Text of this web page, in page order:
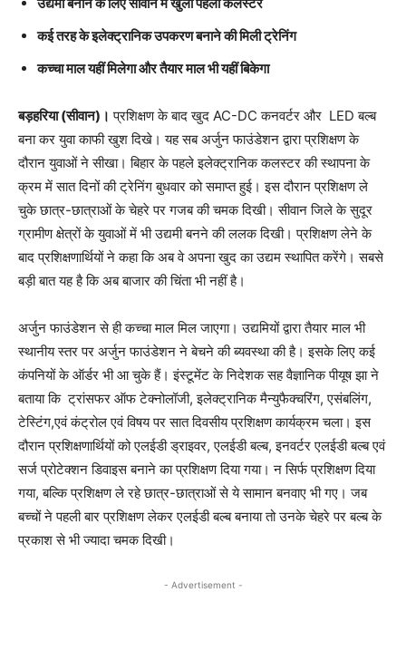
कई तरह के इलेक्ट्रानिक उपकरण बनाने की मिली ट्रेनिंग
कच्चा माल यहीं मिलेगा और तैयार माल भी यहीं बिकेगा
बड़हरिया (सीवान)। प्रशिक्षण के बाद खुद AC-DC कनवर्टर और LED बल्ब
बना कर युवा काफी खुश दिखे। यह सब अर्जुन फाउंडेशन द्वारा प्रशिक्षण के
दौरान युवाओं ने सीखा। बिहार के पहले इलेक्ट्रानिक कलस्टर की स्थापना के
क्रम में सात दिनों की ट्रेनिंग बुधवार को समाप्त हुई। इस दौरान प्रशिक्षण ले
चुके छात्र-छात्राओं के चेहरे पर गजब की चमक दिखी। सीवान जिले के सुदूर
ग्रामीण क्षेत्रों के युवाओं में भी उद्यमी बनने की ललक दिखी। प्रशिक्षण लेने के
बाद प्रशिक्षणार्थियों ने कहा कि अब वे अपना खुद का उद्यम स्थापित करेंगे। सबसे
बड़ी बात यह है कि अब बाजार की चिंता भी नहीं है।
अर्जुन फाउंडेशन से ही कच्चा माल मिल जाएगा। उद्यमियों द्वारा तैयार माल भी
स्थानीय स्तर पर अर्जुन फाउंडेशन ने बेचने की ब्यवस्था की है। इसके लिए कई
कंपनियों के ऑर्डर भी आ चुके हैं। इंस्टूमेंट के निदेशक सह वैज्ञानिक पीयूष झा ने
बताया कि ट्रांसफर ऑफ टेक्नोलॉजी, इलेक्ट्रानिक मैन्युफैक्चरिंग, एसंबलिंग,
टेस्टिंग,एवं कंट्रोल एवं विषय पर सात दिवसीय प्रशिक्षण कार्यक्रम चला। इस
दौरान प्रशिक्षणार्थियों को एलईडी ड्राइवर, एलईडी बल्ब, इनवर्टर एलईडी बल्ब एवं
सर्ज प्रोटेक्शन डिवाइस बनाने का प्रशिक्षण दिया गया। न सिर्फ प्रशिक्षण दिया
गया, बल्कि प्रशिक्षण ले रहे छात्र-छात्राओं से ये सामान बनवाए भी गए। जब
बच्चों ने पहली बार प्रशिक्षण लेकर एलईडी बल्ब बनाया तो उनके चेहरे पर बल्ब के
प्रकाश से भी ज्यादा चमक दिखी।
- Advertisement -